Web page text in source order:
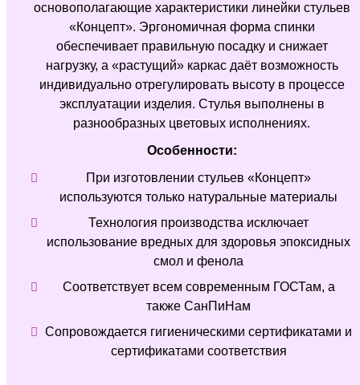
основополагающие характеристики линейки стульев
«Концепт». Эргономичная форма спинки
обеспечивает правильную посадку и снижает
нагрузку, а «растущий» каркас даёт возможность
индивидуально отрегулировать высоту в процессе
эксплуатации изделия. Стулья выполнены в
разнообразных цветовых исполнениях.
Особенности:
При изготовлении стульев «Концепт»
используются только натуральные материалы
Технология производства исключает
использование вредных для здоровья эпоксидных
смол и фенола
Соответствует всем современным ГОСТам, а
также СанПиНам
Сопровождается гигиеническими сертификатами и
сертификатами соответствия